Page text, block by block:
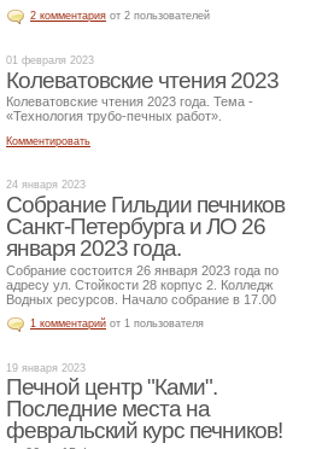
2 комментария от 2 пользователей
01 февраля 2023
Колеватовские чтения 2023
Колеватовские чтения 2023 года. Тема -
«Технология трубо-печных работ».
Комментировать
24 января 2023
Собрание Гильдии печников
Санкт-Петербурга и ЛО 26
января 2023 года.
Собрание состоится 26 января 2023 года по
адресу ул. Стойкости 28 корпус 2. Колледж
Водных ресурсов. Начало собрание в 17.00
1 комментарий от 1 пользователя
19 января 2023
Печной центр "Ками".
Последние места на
февральский курс печников!